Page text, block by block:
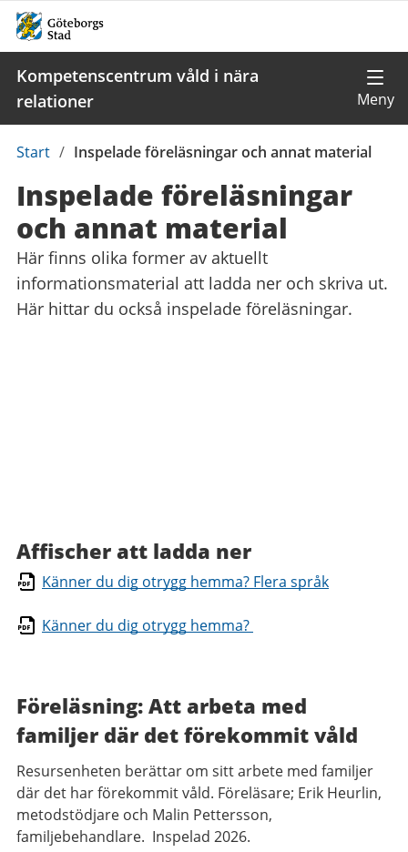
Kompetenscentrum våld i nära
relationer
Du
här:
Start / Inspelade föreläsningar och annat material
Inspelade föreläsningar
och annat material
Här finns olika former av aktuellt
informationsmaterial att ladda ner och skriva ut.
Här hittar du också inspelade föreläsningar.
Affischer att ladda ner
Känner du dig otrygg hemma? Flera språk
Känner du dig otrygg hemma?
Föreläsning: Att arbeta med
familjer där det förekommit våld
Resursenheten berättar om sitt arbete med familjer
där det har förekommit våld. Föreläsare; Erik Heurlin,
metodstödjare och Malin Pettersson,
familjebehandlare. Inspelad 2026.